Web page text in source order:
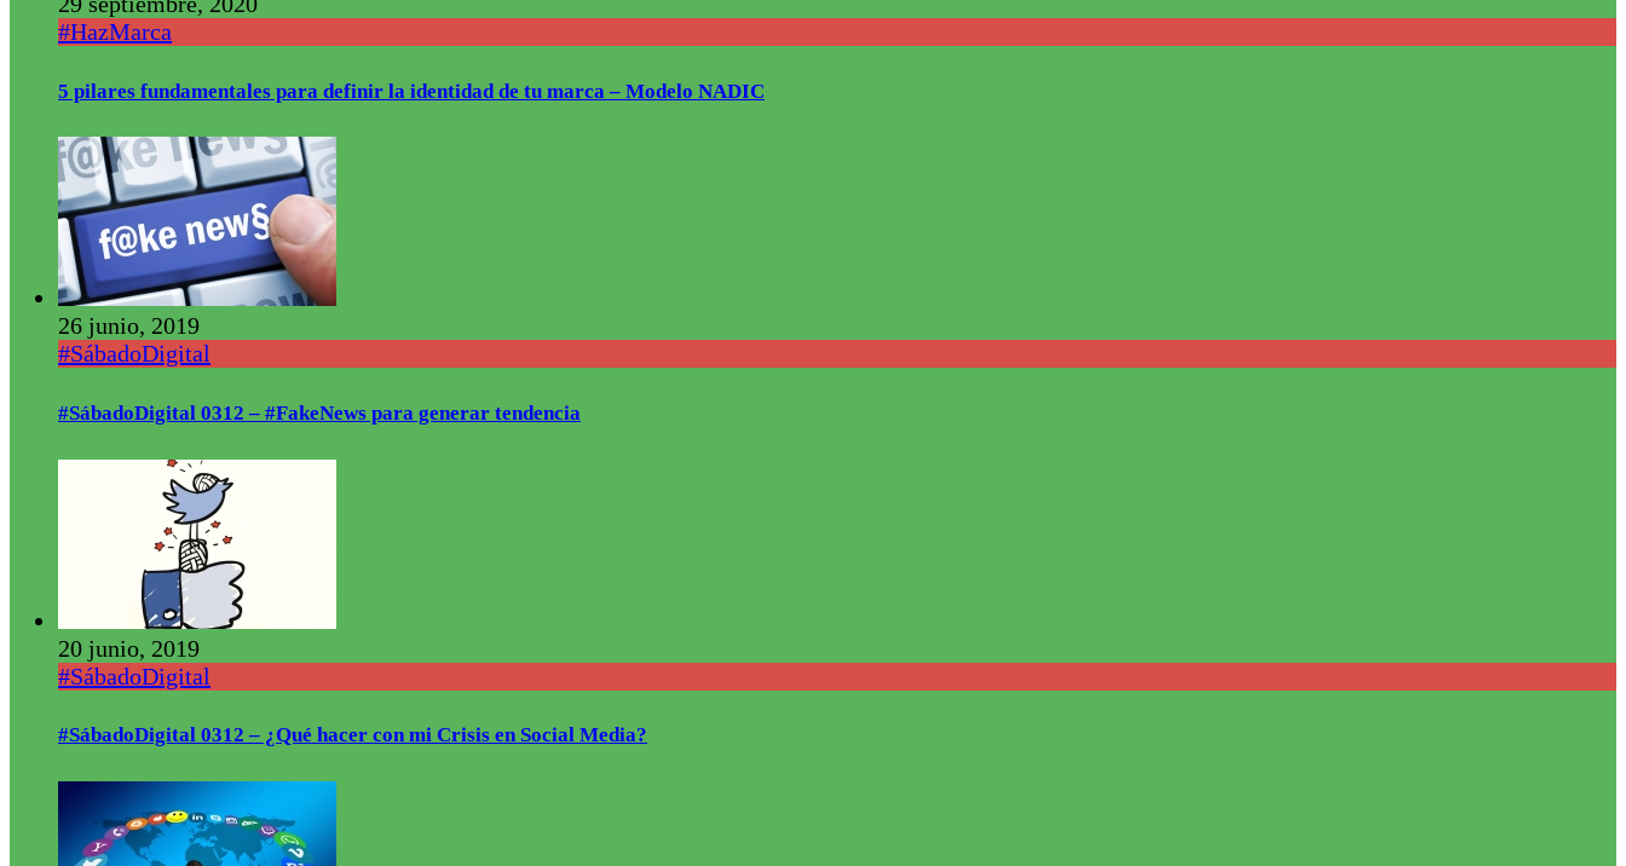
#HazMarca
5 pilares fundamentales para definir la identidad de tu marca – Modelo NADIC
26 junio, 2019
#SábadoDigital
#SábadoDigital 0312 – #FakeNews para generar tendencia
20 junio, 2019
#SábadoDigital
#SábadoDigital 0312 – ¿Qué hacer con mi Crisis en Social Media?